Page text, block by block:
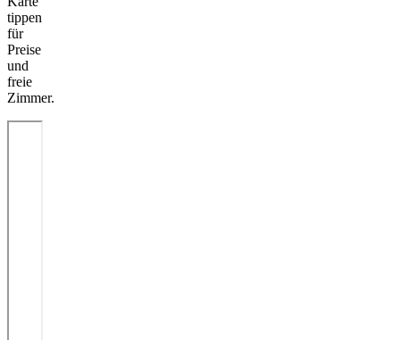
tippen
für
Preise
und
freie
Zimmer.